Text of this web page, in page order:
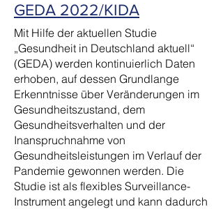
GEDA 2022/KIDA
Mit Hilfe der aktuellen Studie
„Gesundheit in Deutschland aktuell“
(GEDA) werden kontinuierlich Daten
erhoben, auf dessen Grundlange
Erkenntnisse über Veränderungen im
Gesundheitszustand, dem
Gesundheitsverhalten und der
Inanspruchnahme von
Gesundheitsleistungen im Verlauf der
Pandemie gewonnen werden. Die
Studie ist als flexibles Surveillance-
Instrument angelegt und kann dadurch